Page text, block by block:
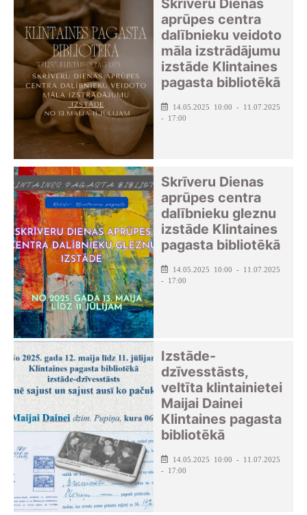
aprūpes centra
dalībnieku veidoto
māla izstrādājumu
izstāde Klintaines
pagasta bibliotēkā
14.05.2025 10:00 - 11.07.2025
- 17:00
Skrīveru Dienas
aprūpes centra
dalībnieku gleznu
izstāde Klintaines
pagasta bibliotēkā
14.05.2025 10:00 - 11.07.2025
- 17:00
Izstāde-
dzīvesstāsts,
veltīta klintainietei
Maijai Dainei
Klintaines pagasta
bibliotēkā
14.05.2025 10:00 - 11.07.2025
- 17:00